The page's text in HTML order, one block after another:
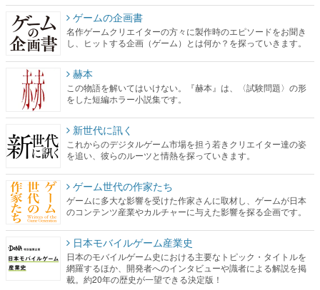
ゲームの企画書
名作ゲームクリエイターの方々に製作時のエピソードをお聞き
し、ヒットする企画（ゲーム）とは何か？を探っていきます。
赫本
この物語を解いてはいけない。『赫本』は、〈試験問題〉の形
をした短編ホラー小説集です。
新世代に訊く
これからのデジタルゲーム市場を担う若きクリエイター達の姿
を追い、彼らのルーツと情熱を探っていきます。
ゲーム世代の作家たち
ゲームに多大な影響を受けた作家さんに取材し、ゲームが日本
のコンテンツ産業やカルチャーに与えた影響を探る企画です。
日本モバイルゲーム産業史
日本のモバイルゲーム史における主要なトピック・タイトルを
網羅するほか、開発者へのインタビューや識者による解説を掲
載。約20年の歴史が一望できる決定版！